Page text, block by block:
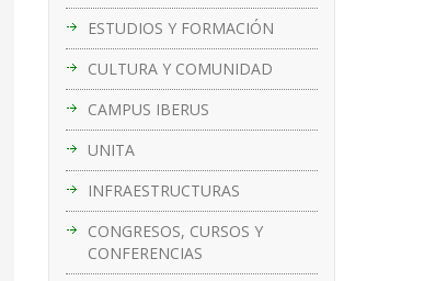
ESTUDIOS Y FORMACIÓN
CULTURA Y COMUNIDAD
CAMPUS IBERUS
UNITA
INFRAESTRUCTURAS
CONGRESOS, CURSOS Y
CONFERENCIAS